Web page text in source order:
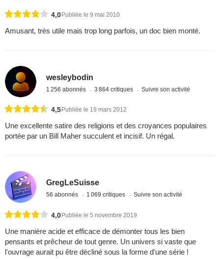
4,0 Publiée le 9 mai 2010
Amusant, très utile mais trop long parfois, un doc bien monté.
wesleybodin
1 256 abonnés 3 864 critiques Suivre son activité
4,5 Publiée le 19 mars 2012
Une excellente satire des religions et des croyances populaires
portée par un Bill Maher succulent et incisif. Un régal.
GregLeSuisse
56 abonnés 1 069 critiques Suivre son activité
4,0Publiée le 5 novembre 2019
Une manière acide et efficace de démonter tous les bien
pensants et prêcheur de tout genre. Un univers si vaste que
l'ouvrage aurait pu être décliné sous la forme d'une série !